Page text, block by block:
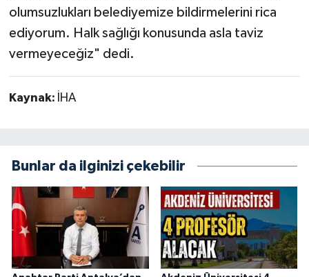
olumsuzlukları belediyemize bildirmelerini rica
ediyorum. Halk sağlığı konusunda asla taviz
vermeyeceğiz" dedi.
Kaynak: İHA
Bunlar da ilginizi çekebilir